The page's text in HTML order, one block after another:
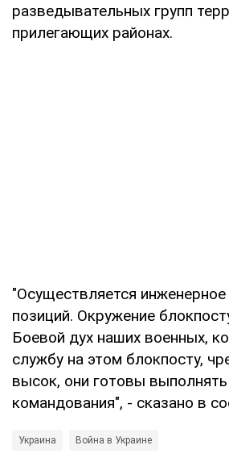
разведывательных групп
прилегающих районах.
"Осуществляется инженерное
позиций. Окружение
Боевой дух наших военных,
службу на этом блокпосту,
высок, они готовы
командования", - сказано в
Украина Война в Украине